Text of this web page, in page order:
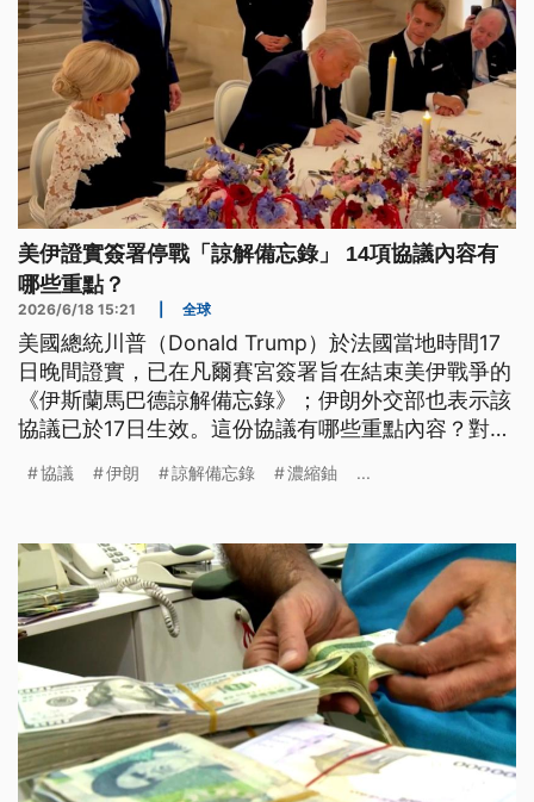
美伊證實簽署停戰「諒解備忘錄」 14項協議內容有
哪些重點？
2026/6/18 15:21 全球
美國總統川普（Donald Trump）於法國當地時間17
日晚間證實，已在凡爾賽宮簽署旨在結束美伊戰爭的
《伊斯蘭馬巴德諒解備忘錄》；伊朗外交部也表示該
協議已於17日生效。這份協議有哪些重點內容？對美
協議 伊朗 諒解備忘錄 濃縮鈾 ...